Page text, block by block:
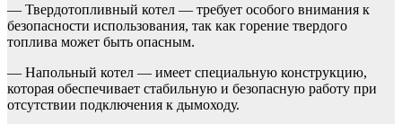
— Твердотопливный котел — требует особого внимания к
безопасности использования, так как горение твердого
топлива может быть опасным.
— Напольный котел — имеет специальную конструкцию,
которая обеспечивает стабильную и безопасную работу при
отсутствии подключения к дымоходу.